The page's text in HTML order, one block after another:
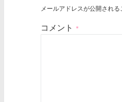
メールアドレスが公開される
コメント *